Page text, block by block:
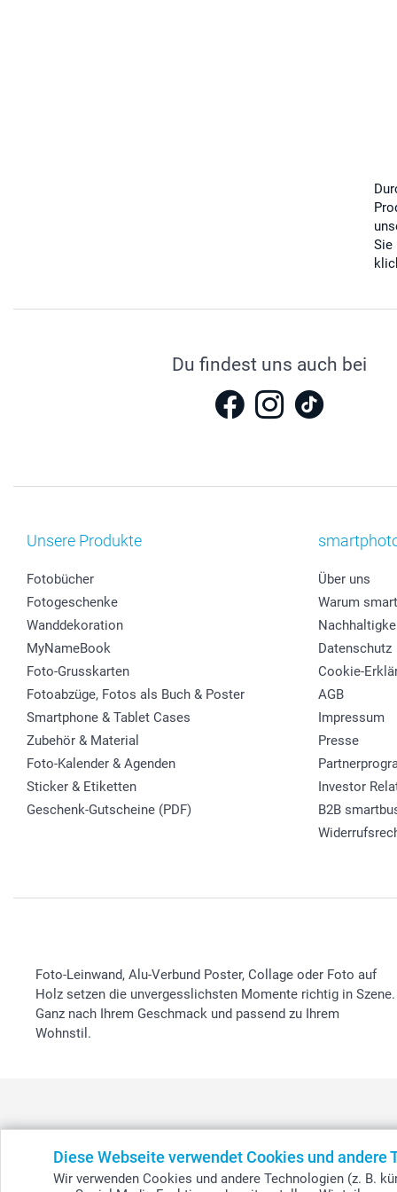
Diese Webseite verwendet Cookies und andere
Wir verwenden Cookies und andere Technologien (z. B.
Sie
Du findest uns auch bei
Unsere Produkte
Fotobücher
Fotogeschenke
Wanddekoration
MyNameBook
Foto-Grusskarten
Fotoabzüge, Fotos als Buch & Poster
Smartphone & Tablet Cases
Zubehör & Material
Foto-Kalender & Agenden
Sticker & Etiketten
Geschenk-Gutscheine (PDF)
Über uns
Warum
Datenschutz
Cookie-
AGB
Impressum
Presse
Investor
B2B
Foto-Leinwand, Alu-Verbund Poster, Collage oder Foto auf
Holz setzen die unvergesslichsten Momente richtig in Szene.
Ganz nach Ihrem Geschmack und passend zu Ihrem
Wohnstil.
België - Belgique - Danmark Deutschland - France -